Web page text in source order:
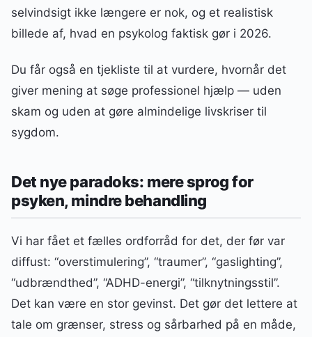
selvindsigt ikke længere er nok, og et realistisk
billede af, hvad en psykolog faktisk gør i 2026.
Du får også en tjekliste til at vurdere, hvornår det
giver mening at søge professionel hjælp — uden
skam og uden at gøre almindelige livskriser til
sygdom.
Det nye paradoks: mere sprog for
psyken, mindre behandling
Vi har fået et fælles ordforråd for det, der før var
diffust: “overstimulering”, “traumer”, “gaslighting”,
“udbrændthed”, “ADHD-energi”, “tilknytningsstil”.
Det kan være en stor gevinst. Det gør det lettere at
tale om grænser, stress og sårbarhed på en måde,